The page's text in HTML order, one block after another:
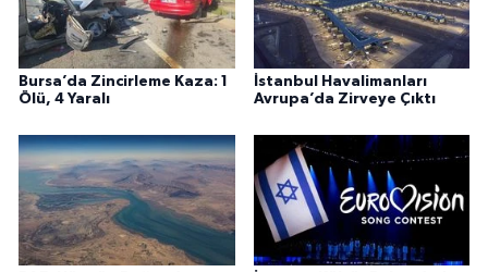
Bursa’da Zincirleme Kaza: 1
Ölü, 4 Yaralı
İstanbul Havalimanları
Avrupa’da Zirveye Çıktı